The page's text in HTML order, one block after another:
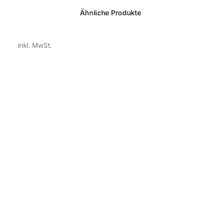
Ähnliche Produkte
inkl. MwSt.